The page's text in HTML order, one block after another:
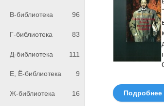
В-библиотека 96
Г-библиотека 83
Д-библиотека 111
Е, Ё-библиотека 9
Ж-библиотека 16 Подробнее